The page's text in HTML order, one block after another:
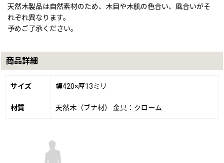
天然木製品は自然素材のため、木目や木肌の色合い、風合いがそ
れぞれ異なります。
予めご了承ください。
商品詳細
サイズ 幅420×厚13ミリ
材質 天然木（ブナ材） 金具：クローム